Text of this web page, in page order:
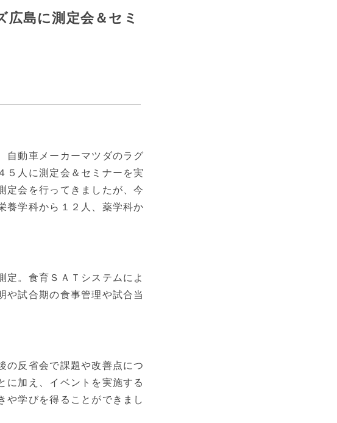
島に測定会＆セミ
自動車メーカーマツダのラグ
５人に測定会＆セミナーを実
定会を行ってきましたが、今
養学科から１２人、薬学科か
定。食育ＳＡＴシステムによ
や試合期の食事管理や試合当
の反省会で課題や改善点につ
に加え、イベントを実施する
や学びを得ることができまし